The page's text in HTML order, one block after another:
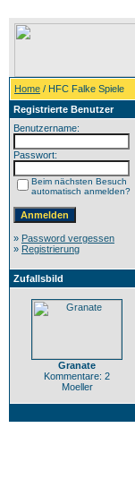
Home / HFC Falke Spiele
Registrierte Benutzer
Benutzername:
Passwort:
Beim nächsten Besuch
automatisch anmelden?
» Password vergessen
» Registrierung
Zufallsbild
Granate
Kommentare: 2
Moeller